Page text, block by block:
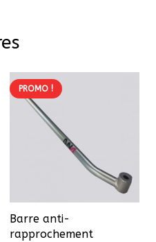
PROMO !
Barre anti-
rapprochement